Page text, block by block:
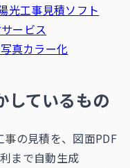
光工事見積ソフト
ービス
真カラー化
しているもの
の見積を、図面PDF
まで自動生成